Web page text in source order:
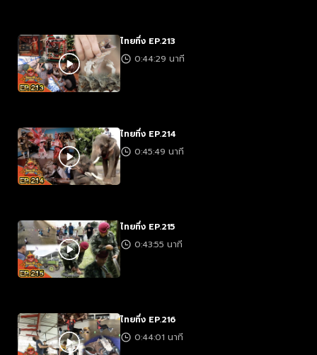
ไทยทึ่ง EP.213
0:44:29 นาที
ไทยทึ่ง EP.214
0:45:49 นาที
ไทยทึ่ง EP.215
0:43:55 นาที
ไทยทึ่ง EP.216
0:44:01 นาที